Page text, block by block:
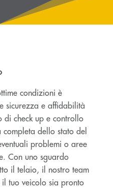
condizioni è
sicurezza e affidabilità
di check up e controllo
dello stato del
problemi o aree
Con uno sguardo
il telaio, il nostro team
il tuo veicolo sia pronto